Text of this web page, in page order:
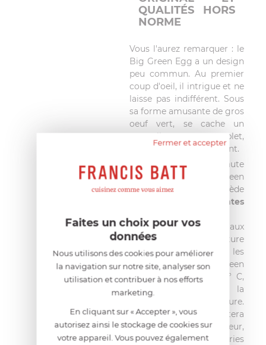
QUALITÉS HORS
NORME
Vous l'aurez remarquer : le
Big Green Egg a un design
peu commun. Au premier
coup d'oeil, il intrigue et ne
laisse pas indifférent. Sous
sa forme amusante de gros
oeuf vert, se cache un
ustensile complet,
ingénieux et très résistant.
La céramique de très haute
qualité de votre Big Green
Egg possède
propriétés isolantes
Hautement résistante aux
variations de température
et aux températures les
plus élevées, Big Green
Egg cuit de 50 à 350° C,
quelque soit la
température extérieure.
Plus rien ne vous arrêtera
pour cuisiner en extérieur,
ni l'hiver, ni les intempéries
Fermer et accepter
Faites un choix pour vos
données
Nous utilisons des cookies pour améliorer
la navigation sur notre site, analyser son
utilisation et contribuer à nos efforts
marketing.
En cliquant sur « Accepter », vous
autorisez ainsi le stockage de cookies sur
votre appareil. Vous pouvez également